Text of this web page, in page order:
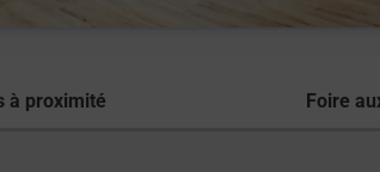
à proximité Foire